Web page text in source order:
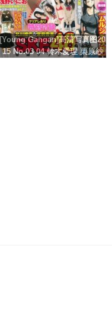
[Young Gangan]高清写真图20
15 No.03 04 铃木爱理 栗原纱